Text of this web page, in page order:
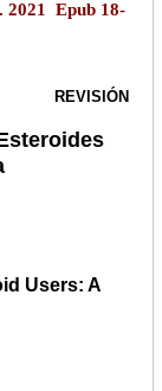
2021 Epub 18-
REVISIÓN
Users: A